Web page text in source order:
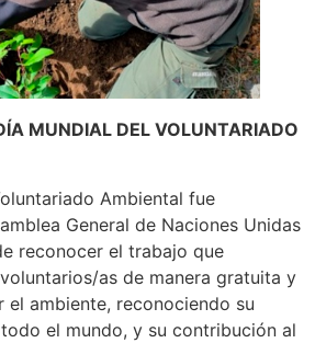
MUNDIAL DEL VOLUNTARIADO
Ambiental fue
General de Naciones Unidas
reconocer el trabajo que
as de manera gratuita y
el ambiente, reconociendo su
el mundo, y su contribución al